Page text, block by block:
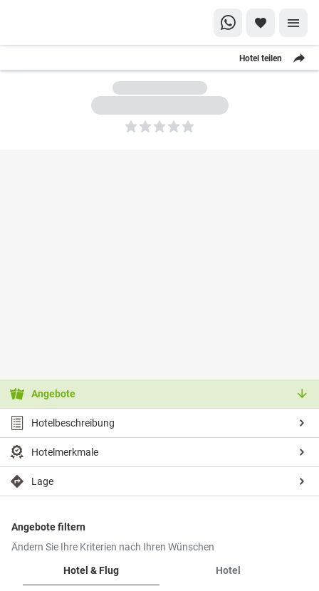
Hotel teilen
5
Angebote
Hotelbeschreibung
Hotelmerkmale
Lage
Angebote filtern
Ändern Sie Ihre Kriterien nach Ihren Wünschen
Hotel & Flug
Hotel